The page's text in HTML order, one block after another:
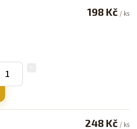
198 Kč / ks
248 Kč / ks